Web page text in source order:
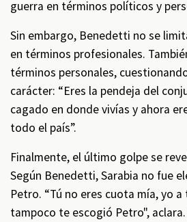
guerra en términos políticos y
Sin embargo, Benedetti no se
en términos profesionales.
términos personales,
carácter: “Eres la pendeja del
cagado en donde vivías y ahora
todo el país”.
Finalmente, el último golpe se
Según Benedetti, Sarabia no fue
Petro. “Tú no eres cuota mía, yo
tampoco te escogió Petro",